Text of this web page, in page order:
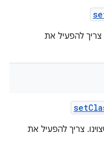
להפעיל את
set
צריך להפעיל את